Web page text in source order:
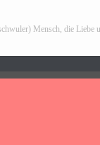
Mensch, die Liebe
Archiv